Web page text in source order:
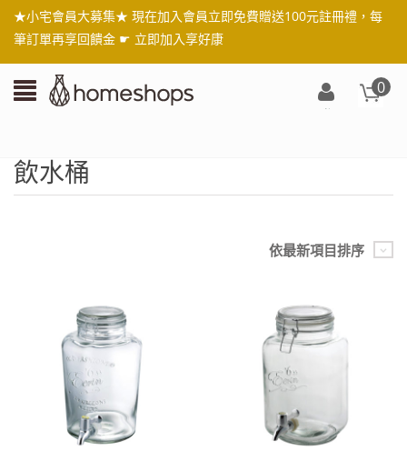
★小宅會員大募集★ 現在加入會員立即免費贈送100元註冊禮，每
筆訂單再享回饋金 ☛ 立即加入享好康
0
飲水桶
依最新項目排序